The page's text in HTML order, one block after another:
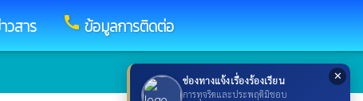
✕
ช่องทางแจ้งเรื่องร้องเรียน
การทุจริตและประพฤติมิชอบ
วสาร callข้อมูลการติดต่อ